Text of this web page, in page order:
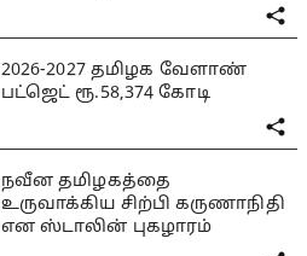
2026-2027 தமிழக வேளாண்
பட்ஜெட் ரூ.58,374 கோடி
நவீன தமிழகத்தை
உருவாக்கிய சிற்பி கருணாநிதி
என ஸ்டாலின் புகழாரம்